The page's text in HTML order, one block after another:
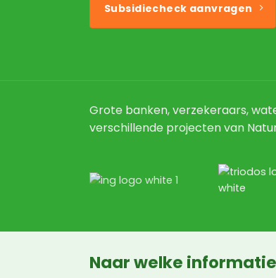
Subsidiecheck aanvragen
Grote banken, verzekeraars,
verschillende projecten van
Naar welke